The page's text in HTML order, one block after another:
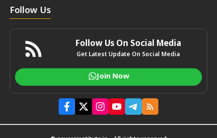
Follow Us
Follow Us On Social Media
Get Latest Update On Social Media
Join Now